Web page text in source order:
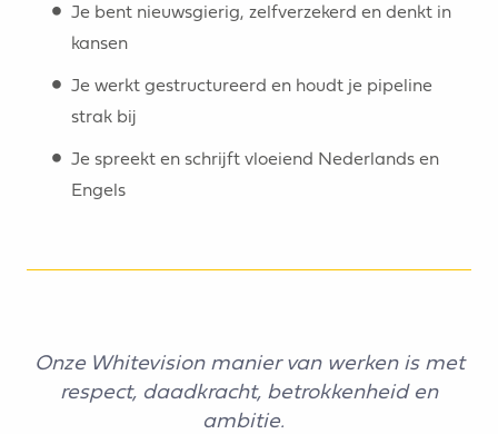
Je bent nieuwsgierig, zelfverzekerd en denkt in
kansen
Je werkt gestructureerd en houdt je pipeline
strak bij
Je spreekt en schrijft vloeiend Nederlands en
Engels
Onze Whitevision manier van werken is met
respect, daadkracht, betrokkenheid en
ambitie.